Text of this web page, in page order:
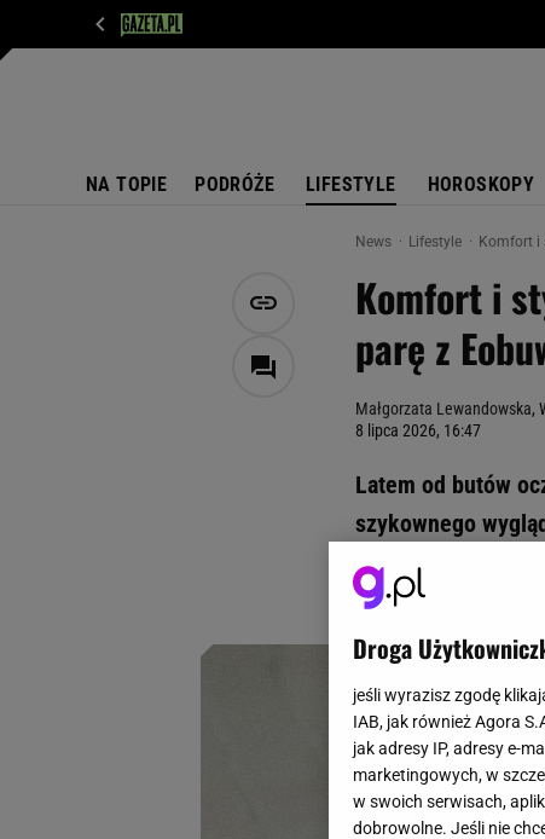
NA TOPIE PODRÓŻE LIFESTYLE HOROSKOPY
News Lifestyle Komfort i
Komfort i
parę z
Małgorzata Lewandowska,
8 lipca 2026, 16:47
Latem od butów
szykownego
elementy. Wśród
sandały Beverly
Droga
jeśli wyrazisz zgodę
IAB, jak również Agora
jak adresy IP, adresy e-
marketingowych, w
w swoich serwisach,
dobrowolne. Jeśli nie